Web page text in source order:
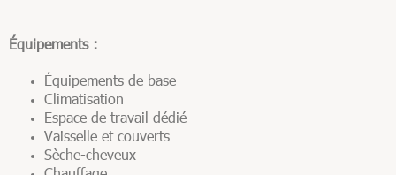
Équipements :
Équipements de base
Climatisation
Espace de travail dédié
Vaisselle et couverts
Sèche-cheveux